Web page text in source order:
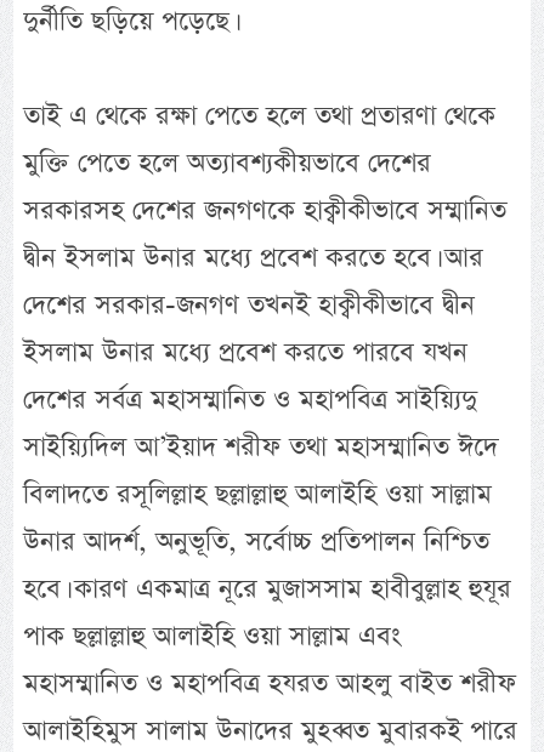
দুর্নীতি ছড়িয়ে পড়েছে।
তাই এ থেকে রক্ষা পেতে হলে তথা প্রতারণা থেকে
মুক্তি পেতে হলে অত্যাবশ্যকীয়ভাবে দেশের
সরকারসহ দেশের জনগণকে হাক্বীকীভাবে সম্মানিত
দ্বীন ইসলাম উনার মধ্যে প্রবেশ করতে হবে। আর
দেশের সরকার-জনগণ তখনই হাক্বীকীভাবে দ্বীন
ইসলাম উনার মধ্যে প্রবেশ করতে পারবে যখন
দেশের সর্বত্র মহাসম্মানিত ও মহাপবিত্র সাইয়্যিদু
সাইয়্যিদিল আ’ইয়াদ শরীফ তথা মহাসম্মানিত ঈদে
বিলাদতে রসূলিল্লাহ ছল্লাল্লাহু আলাইহি ওয়া সাল্লাম
উনার আদর্শ, অনুভূতি, সর্বোচ্চ প্রতিপালন নিশ্চিত
হবে। কারণ একমাত্র নূরে মুজাসসাম হাবীবুল্লাহ হুযূর
পাক ছল্লাল্লাহু আলাইহি ওয়া সাল্লাম এবং
মহাসম্মানিত ও মহাপবিত্র হযরত আহলু বাইত শরীফ
আলাইহিমুস সালাম উনাদের মুহব্বত মুবারকই পারে